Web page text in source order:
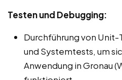
Testen und Debugging:
Durchführung von
und Systemtests, um
Anwendung in Gronau